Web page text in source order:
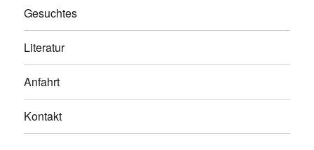
Gesuchtes
Literatur
Anfahrt
Kontakt